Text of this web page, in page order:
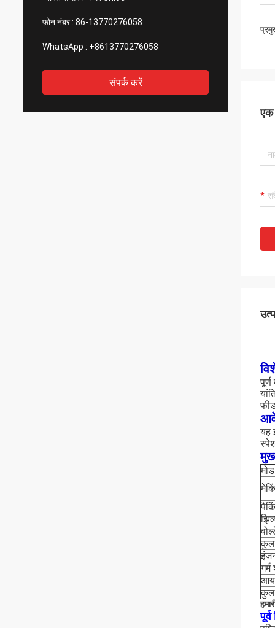
फ़ोन नंबर : 86-13770276058
WhatsApp : +8613770276058
संपर्क करें
एक
यह
मोड
कुल